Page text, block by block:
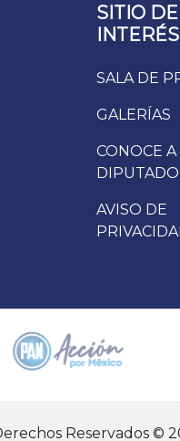
SITIO DE
INTERÉS
SALA DE
GALERÍAS
CONOCE A
DIPUTADO
AVISO DE
Reservados ©